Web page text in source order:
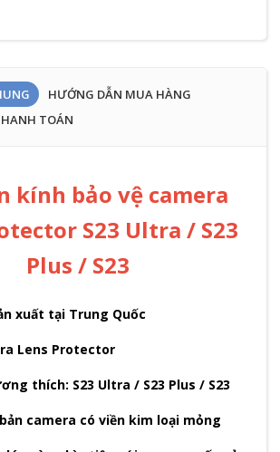
HƯỚNG DẪN MUA HÀNG
TOÁN
kính bảo vệ camera
S23 Ultra / S23
Plus / S23
xuất tại Trung Quốc
Lens Protector
thích: S23 Ultra / S23 Plus / S23
camera có viền kim loại mỏng